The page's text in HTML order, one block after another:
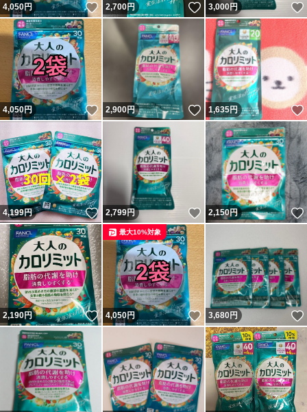
4,050円 いいね！
2,700円 いいね！
3,000円
4,050円 いいね！
2,900円 いいね！
1,635円
4,199円 いいね！
2,799円 いいね！
2,150円
2,190円 いいね！
4,050円 いいね！
最大10%対象
3,680円